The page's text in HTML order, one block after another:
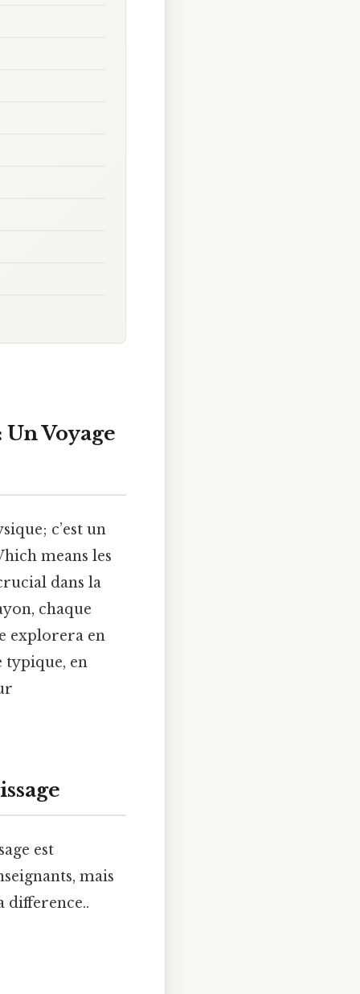
Voyage
c’est un
means les
dans la
chaque
explorera en
typique, en
est
mais
difference..